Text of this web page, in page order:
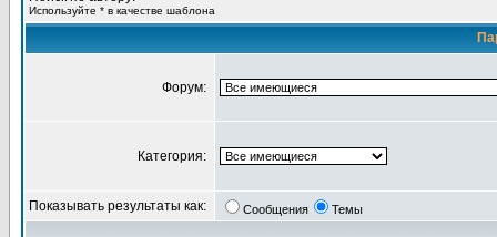
Используйте * в качестве шаблона
Форум:
Категория:
Показывать результаты как: Сообщения Темы